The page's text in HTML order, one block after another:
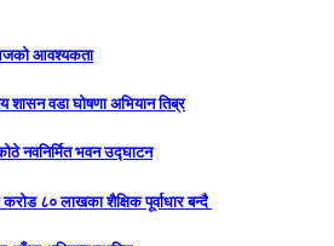
आवश्यकता
शासन वडा घोषणा अभियान तिब्र
नवनिर्मित भवन उद्घाटन
करोड ८० लाखका शैक्षिक पूर्वाधार बन्दै